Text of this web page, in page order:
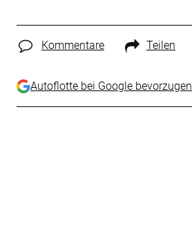
Kommentare Teilen
Autoflotte bei Google bevorzugen